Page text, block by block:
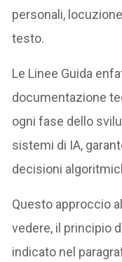
personali,
testo.
Le Linee Guida
documentazione
ogni fase dello
sistemi di IA,
decisioni
Questo approccio
vedere, il principio
indicato nel